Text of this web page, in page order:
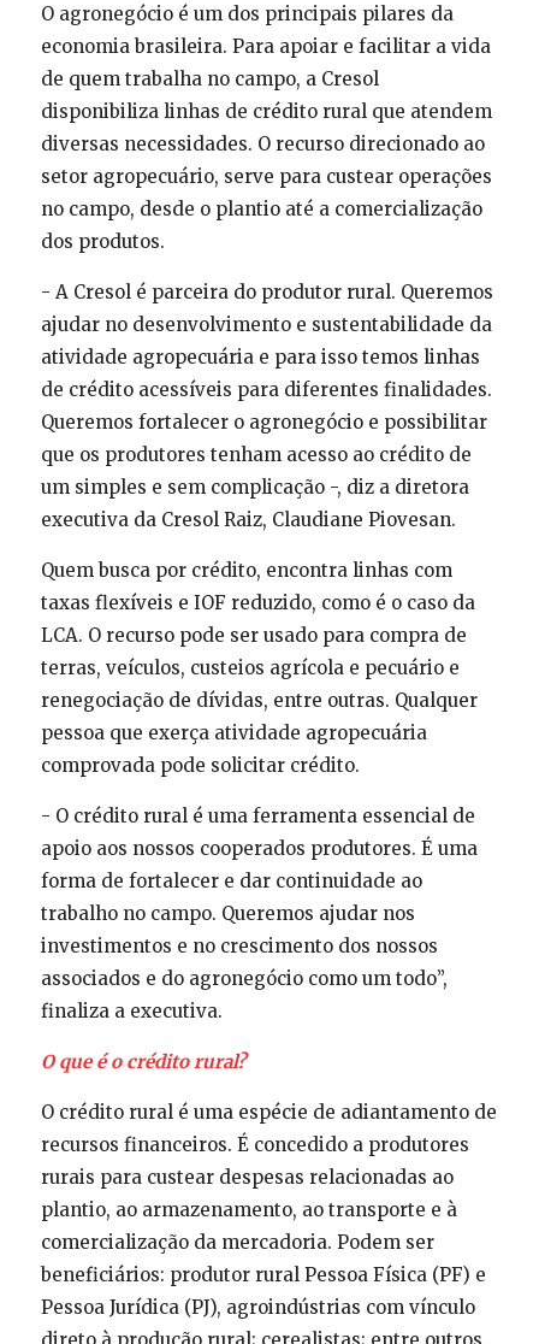
O agronegócio é um dos principais pilares da
economia brasileira. Para apoiar e facilitar a vida
de quem trabalha no campo, a Cresol
disponibiliza linhas de crédito rural que atendem
diversas necessidades. O recurso direcionado ao
setor agropecuário, serve para custear operações
no campo, desde o plantio até a comercialização
dos produtos.
- A Cresol é parceira do produtor rural. Queremos
ajudar no desenvolvimento e sustentabilidade da
atividade agropecuária e para isso temos linhas
de crédito acessíveis para diferentes finalidades.
Queremos fortalecer o agronegócio e possibilitar
que os produtores tenham acesso ao crédito de
um simples e sem complicação -, diz a diretora
executiva da Cresol Raiz, Claudiane Piovesan.
Quem busca por crédito, encontra linhas com
taxas flexíveis e IOF reduzido, como é o caso da
LCA. O recurso pode ser usado para compra de
terras, veículos, custeios agrícola e pecuário e
renegociação de dívidas, entre outras. Qualquer
pessoa que exerça atividade agropecuária
comprovada pode solicitar crédito.
- O crédito rural é uma ferramenta essencial de
apoio aos nossos cooperados produtores. É uma
forma de fortalecer e dar continuidade ao
trabalho no campo. Queremos ajudar nos
investimentos e no crescimento dos nossos
associados e do agronegócio como um todo”,
finaliza a executiva.
O que é o crédito rural?
O crédito rural é uma espécie de adiantamento de
recursos financeiros. É concedido a produtores
rurais para custear despesas relacionadas ao
plantio, ao armazenamento, ao transporte e à
comercialização da mercadoria. Podem ser
beneficiários: produtor rural Pessoa Física (PF) e
Pessoa Jurídica (PJ), agroindústrias com vínculo